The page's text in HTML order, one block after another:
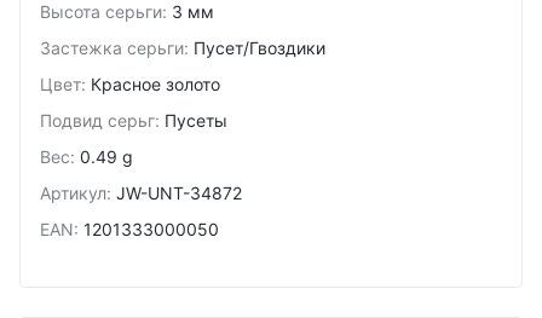
Высота серьги: 3 мм
Застежка серьги: Пусет/Гвоздики
Цвет: Красное золото
Подвид cерьг: Пусеты
Вес: 0.49 g
Артикул: JW-UNT-34872
EAN: 1201333000050